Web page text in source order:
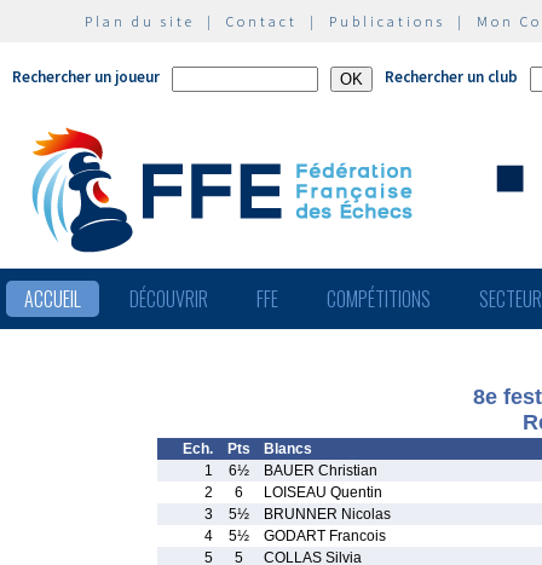
Plan du site | Contact | Publications | Mon
Rechercher un joueur Rechercher un club
ACCUEIL DÉCOUVRIR FFE COMPÉTITIONS
8e
Ech. Pts
Blancs
1
6½
BAUER Christian
2
6
LOISEAU Quentin
3
5½
BRUNNER Nicolas
4
5½
GODART Francois
5
5
COLLAS Silvia